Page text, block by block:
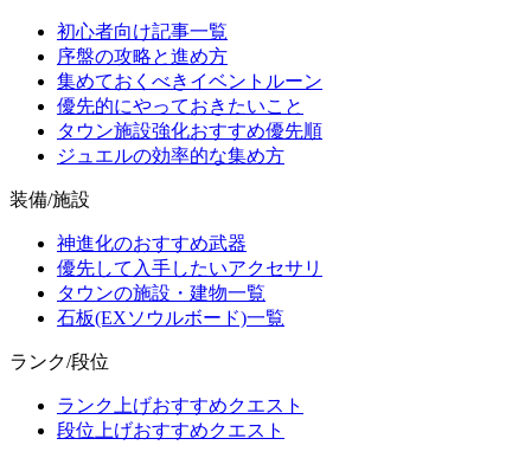
初心者向け記事一覧
序盤の攻略と進め方
集めておくべきイベントルーン
優先的にやっておきたいこと
タウン施設強化おすすめ優先順
ジュエルの効率的な集め方
装備/施設
神進化のおすすめ武器
優先して入手したいアクセサリ
タウンの施設・建物一覧
石板(EXソウルボード)一覧
ランク/段位
ランク上げおすすめクエスト
段位上げおすすめクエスト